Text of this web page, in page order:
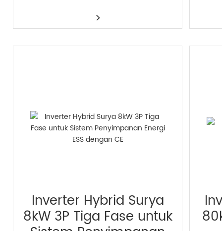
>
Inverter Hybrid Surya
8kW 3P Tiga Fase untuk